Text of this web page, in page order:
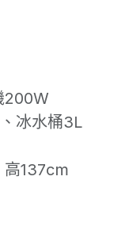
200W
冰水桶3L
137cm